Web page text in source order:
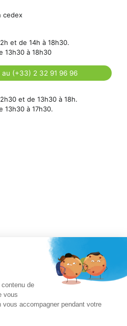
cedex
et de 14h à 18h30.
13h30 à 18h30
(+33) 2 32 91 96 96
et de 13h30 à 18h.
13h30 à 17h30.